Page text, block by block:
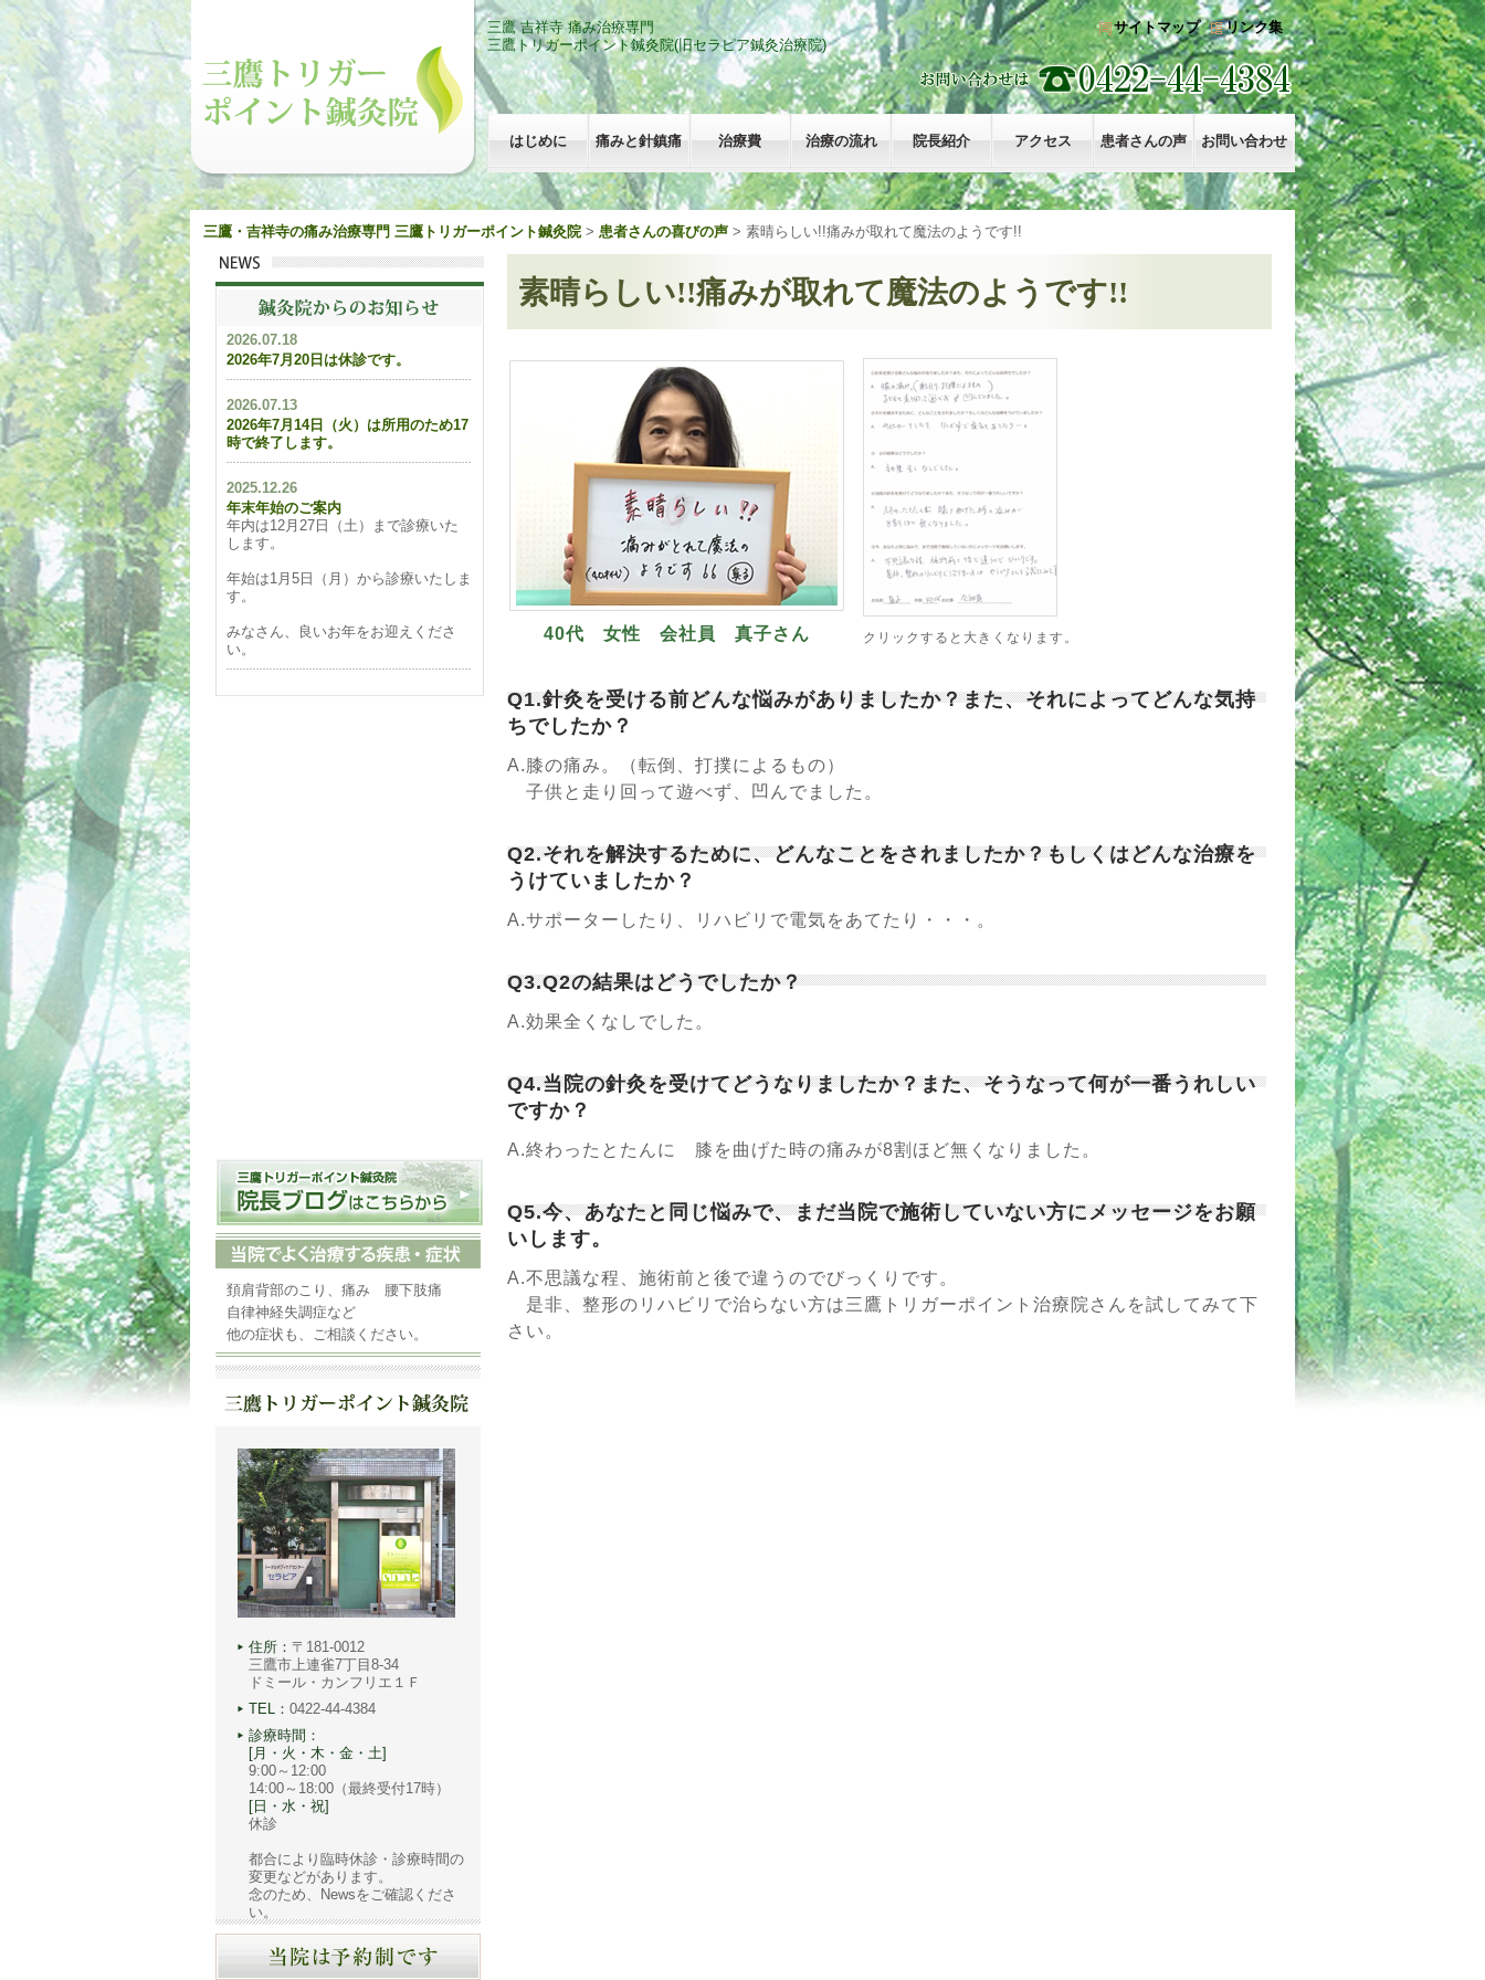
三鷹 吉祥寺 痛み治療専門
三鷹トリガーポイント鍼灸院(旧セラピア鍼灸治療院)
サイトマップ リンク集
はじめに 痛みと針鎮痛 治療費 治療の流れ 院長紹介 アクセス 患者さんの声 お問い合わせ
三鷹・吉祥寺の痛み治療専門 三鷹トリガーポイント鍼灸院 > 患者さんの喜びの声 > 素晴らしい!!痛みが取れて魔法のようです!!
素晴らしい!!痛みが取れて魔法のようです!!
40代 女性 会社員 真子さん クリックすると大きくなります。
Q1.針灸を受ける前どんな悩みがありましたか？また、それによってどんな気持
ちでしたか？
A.膝の痛み。（転倒、打撲によるもの）
子供と走り回って遊べず、凹んでました。
Q2.それを解決するために、どんなことをされましたか？もしくはどんな治療を
うけていましたか？
A.サポーターしたり、リハビリで電気をあてたり・・・。
Q3.Q2の結果はどうでしたか？
A.効果全くなしでした。
Q4.当院の針灸を受けてどうなりましたか？また、そうなって何が一番うれしい
ですか？
A.終わったとたんに 膝を曲げた時の痛みが8割ほど無くなりました。
Q5.今、あなたと同じ悩みで、まだ当院で施術していない方にメッセージをお願
いします。
A.不思議な程、施術前と後で違うのでびっくりです。
是非、整形のリハビリで治らない方は三鷹トリガーポイント治療院さんを試してみて下
さい。
2026.07.18
2026年7月20日は休診です。
2026.07.13
2026年7月14日（火）は所用のため17
時で終了します。
2025.12.26
年末年始のご案内
年内は12月27日（土）まで診療いた
します。
年始は1月5日（月）から診療いたしま
す。
みなさん、良いお年をお迎えくださ
い。
頚肩背部のこり、痛み 腰下肢痛
自律神経失調症など
他の症状も、ご相談ください。
住所： 〒181-0012
三鷹市上連雀7丁目8-34
ドミール・カンフリエ１Ｆ
TEL： 0422-44-4384
診療時間：
[月・火・木・金・土]
9:00～12:00
14:00～18:00（最終受付17時）
[日・水・祝]
休診
都合により臨時休診・診療時間の
変更などがあります。
念のため、Newsをご確認くださ
い。